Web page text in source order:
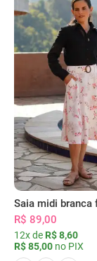
R$ 89,00
12x de R$ 8,60
R$ 85,00 no PIX